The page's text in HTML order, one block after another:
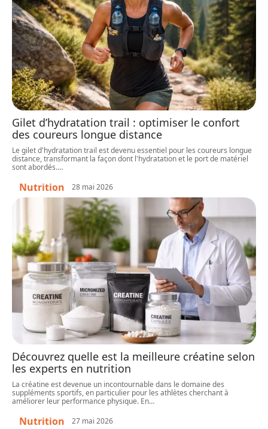
Gilet d’hydratation trail : optimiser le confort
des coureurs longue distance
Le gilet d'hydratation trail est devenu essentiel pour les coureurs longue
distance, transformant la façon dont l'hydratation et le port de matériel
sont abordés.…
Nutrition 28 mai 2026
Découvrez quelle est la meilleure créatine selon
les experts en nutrition
La créatine est devenue un incontournable dans le domaine des
suppléments sportifs, en particulier pour les athlètes cherchant à
améliorer leur performance physique. En…
Nutrition 27 mai 2026